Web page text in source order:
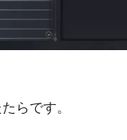
らです。